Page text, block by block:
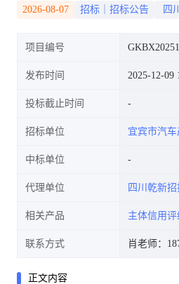
2026-08-07 招标｜招标公告 四
项目编号
发布时间 2025-12-09
投标截止时间
招标单位 宜宾市汽
中标单位
代理单位 四川乾新
相关产品 主体信用评
联系方式 肖老师：
正文内容